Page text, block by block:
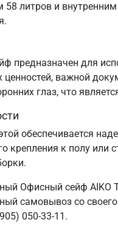
58 литров и
предназначен для
ценностей, важной
глаз, что
обеспечивается
крепления к полу или
Офисный сейф
самовывоз со
050-33-11.